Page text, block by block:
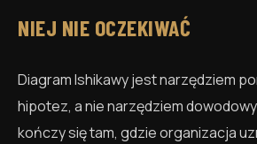
NIEJ NIE OCZEKIWAĆ
Diagram Ishikawy jest narzędziem
hipotez, a nie narzędziem
kończy się tam, gdzie organizacja